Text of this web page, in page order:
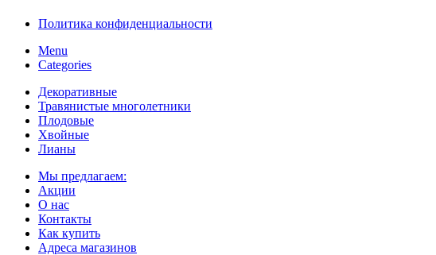
Политика конфиденциальности
Menu
Categories
Декоративные
Травянистые многолетники
Плодовые
Хвойные
Лианы
Мы предлагаем:
Акции
О нас
Контакты
Как купить
Адреса магазинов